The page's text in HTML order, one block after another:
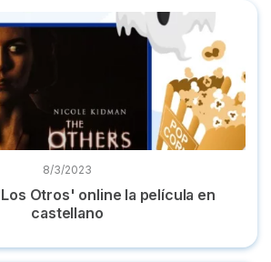
online la película en castellano
8/3/2023
Otros' online la película en
castellano